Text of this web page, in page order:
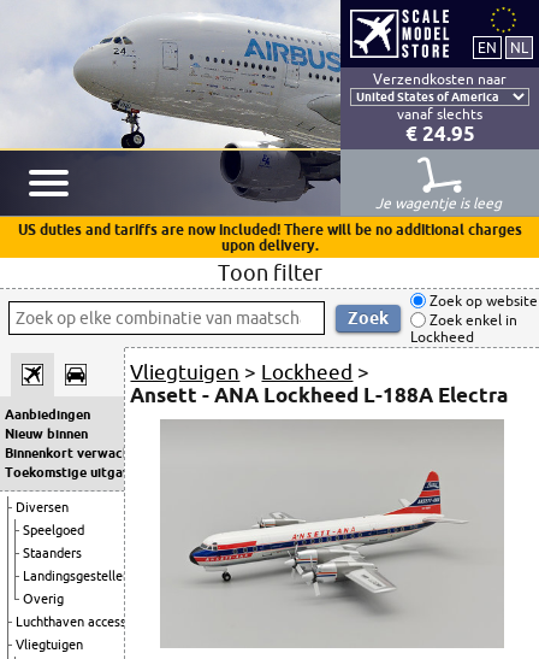
Verzendkosten naar
vanaf slechts
€ 24.95
Je wagentje is leeg
US duties and tariffs are now included! There will be no additional charges
upon delivery.
Toon filter
Zoek op website
Zoek enkel in
Lockheed
Aanbiedingen
Nieuw binnen
Binnenkort verwacht
Toekomstige uitgaven
Diversen
Speelgoed
Staanders
Landingsgestellen
Overig
Luchthaven accessoires
Vliegtuigen
Vliegtuigen > Lockheed >
Ansett - ANA Lockheed L-188A Electra